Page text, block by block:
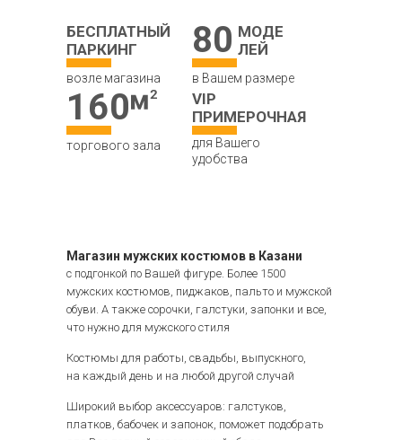
с подгонкой по Вашей фигуре. Более 1500
мужских костюмов, пиджаков, пальто и мужской
обуви. А также сорочки, галстуки, запонки и все,
что нужно для мужского стиля
Костюмы для работы, свадьбы, выпускного,
на каждый день и на любой другой случай
Широкий выбор аксессуаров: галстуков,
платков, бабочек и запонок, поможет подобрать
БЕСПЛАТНЫЙ
ПАРКИНГ
возле магазина
80 МОДЕ
ЛЕЙ
в Вашем размере
160
торгового зала
VIP
ПРИМЕРОЧНАЯ
для Вашего
удобства
Магазин мужских костюмов в Казани